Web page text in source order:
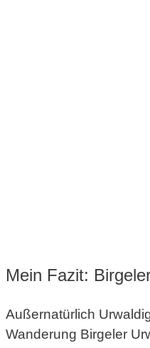
Mein Fazit:
Außernatürlich
Wanderung Birgeler